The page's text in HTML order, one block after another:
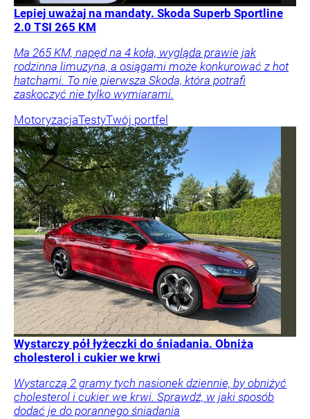
Lepiej uważaj na mandaty. Skoda Superb Sportline
2.0 TSI 265 KM
Ma 265 KM, napęd na 4 koła, wygląda prawie jak
rodzinna limuzyna, a osiągami może konkurować z hot
hatchami. To nie pierwsza Skoda, która potrafi
zaskoczyć nie tylko wymiarami.
MotoryzacjaTestyTwój portfel
Wystarczy pół łyżeczki do śniadania. Obniża
cholesterol i cukier we krwi
Wystarczą 2 gramy tych nasionek dziennie, by obniżyć
cholesterol i cukier we krwi. Sprawdź, w jaki sposób
dodać je do porannego śniadania